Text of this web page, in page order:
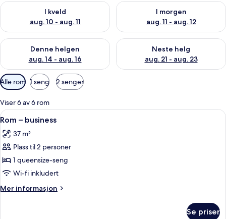
I kveld
aug. 10 - aug. 11
Sjekk tilgjengelighet for i kveld, aug. 10 - aug. 11
I morgen
aug. 11 - aug. 12
Sjekk tilgjengelighet for i
Denne helgen
aug. 14 - aug. 16
Sjekk tilgjengelighet for denne helgen, aug. 14 - aug. 16
Neste helg
aug. 21 - aug. 23
Sjekk tilgjengelighet for
Tilgjengelige
filtre
for
rom
Alle rom 1 seng 2 senger
Viser 6 av 6 rom
Åpne
alle
bildene
av
Rom
–
business
Rom – business | Sengetøy av topp
6
Rom – business
37 m²
Plass til 2 personer
1 queensize-seng
Wi-fi inkludert
Mer informasjon
Mer
Se priser